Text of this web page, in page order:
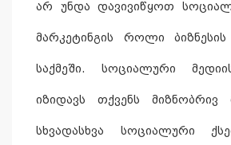
არ უნდა დავივიწყოთ
მარკეტინგის როლი ბიზნესის
საქმეში. სოციალური
იზიდავს თქვენს მიზნობრივ
სხვადასხვა სოციალური